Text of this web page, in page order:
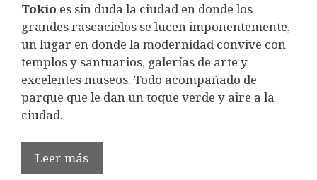
Tokio es sin duda la ciudad en donde los
grandes rascacielos se lucen imponentemente,
un lugar en donde la modernidad convive con
templos y santuarios, galerías de arte y
excelentes museos. Todo acompañado de
parque que le dan un toque verde y aire a la
ciudad.
Leer más